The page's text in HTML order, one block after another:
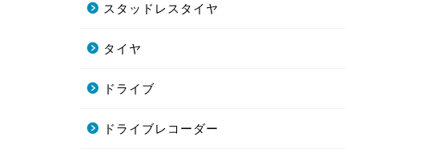
スタッドレスタイヤ
タイヤ
ドライブ
ドライブレコーダー